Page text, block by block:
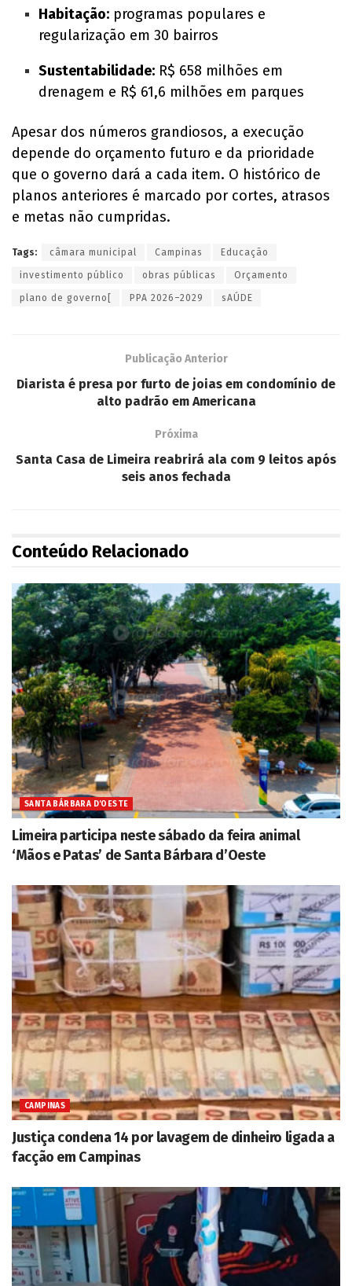
Habitação: programas populares e
regularização em 30 bairros
Sustentabilidade: R$ 658 milhões em
drenagem e R$ 61,6 milhões em parques
Apesar dos números grandiosos, a execução
depende do orçamento futuro e da prioridade
que o governo dará a cada item. O histórico de
planos anteriores é marcado por cortes, atrasos
e metas não cumpridas.
Tags: câmara municipal Campinas Educação
investimento público obras públicas Orçamento
plano de governo[ PPA 2026–2029 sAÚDE
Publicação Anterior
Diarista é presa por furto de joias em condomínio de
alto padrão em Americana
Próxima
Santa Casa de Limeira reabrirá ala com 9 leitos após
seis anos fechada
Conteúdo Relacionado
SANTA BÁRBARA D'OESTE
Limeira participa neste sábado da feira animal
‘Mãos e Patas’ de Santa Bárbara d’Oeste
CAMPINAS
Justiça condena 14 por lavagem de dinheiro ligada a
facção em Campinas